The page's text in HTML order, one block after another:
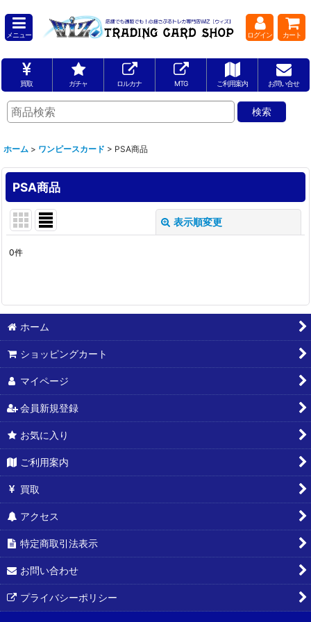
メニュー ログイン カート
買取 ガチャ ロルカナ MTG ご利用案内 お問い合せ
ホーム > ワンピースカード > PSA商品
PSA商品
表示順変更
0件
ホーム
ショッピングカート
マイページ
会員新規登録
お気に入り
ご利用案内
買取
アクセス
特定商取引法表示
お問い合わせ
プライバシーポリシー